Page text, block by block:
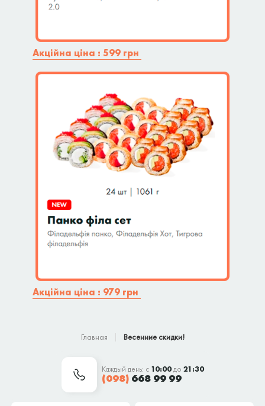
Акційна ціна : 599 грн
Акційна ціна : 979 грн
Главная Весенние скидки!
Каждый день: с 10:00до 21:30
(098)668 99 99